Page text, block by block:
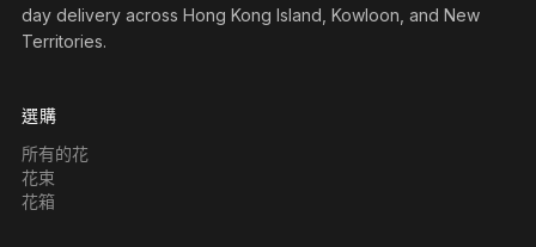
day delivery across Hong Kong Island, Kowloon, and New
Territories.
選購
所有的花
花束
花箱